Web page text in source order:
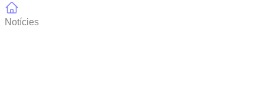
Notícies